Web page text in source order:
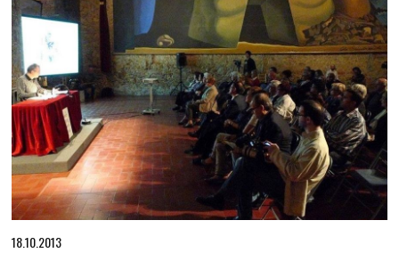
18.10.2013